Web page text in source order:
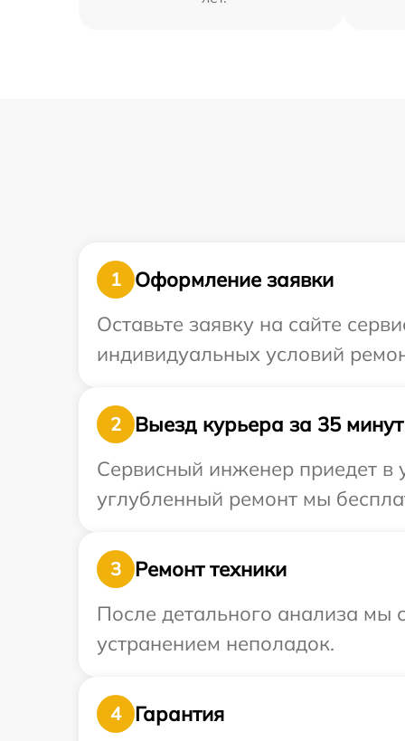
1
Оформление заявки
Оставьте заявку на сайте
индивидуальных условий
2
Выезд курьера за 35 минут
Сервисный инженер приедет в
углубленный ремонт мы
3
Ремонт техники
После детального анализа мы
устранением неполадок.
4
Гарантия